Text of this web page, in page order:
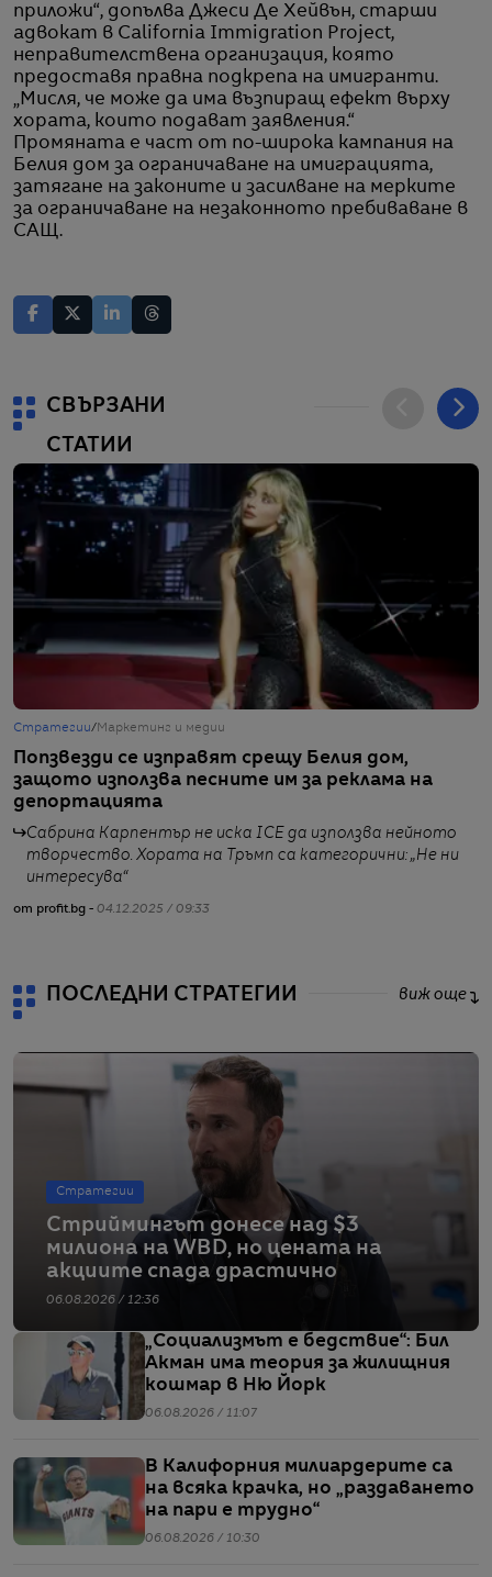
приложи“, допълва Джеси Де Хейвън, старши
адвокат в California Immigration Project,
неправителствена организация, която
предоставя правна подкрепа на имигранти.
„Мисля, че може да има възпиращ ефект върху
хората, които подават заявления.“
Промяната е част от по-широка кампания на
Белия дом за ограничаване на имиграцията,
затягане на законите и засилване на мерките
за ограничаване на незаконното пребиваване в
САЩ.
СВЪРЗАНИ
СТАТИИ
Стратегии/ Маркетинг и медии
Попзвезди се изправят срещу Белия дом,
защото използва песните им за реклама на
депортацията
Сабрина Карпентър не иска ICE да използва нейното
творчество. Хората на Тръмп са категорични: „Не ни
интересува“
от profit.bg - 04.12.2025 / 09:33
ПОСЛЕДНИ СТРАТЕГИИ виж още
Стратегии
Стриймингът донесе над $3
милиона на WBD, но цената на
акциите спада драстично
06.08.2026 / 12:36
„Социализмът е бедствие“: Бил
Акман има теория за жилищния
кошмар в Ню Йорк
06.08.2026 / 11:07
В Калифорния милиардерите са
на всяка крачка, но „раздаването
на пари е трудно“
06.08.2026 / 10:30